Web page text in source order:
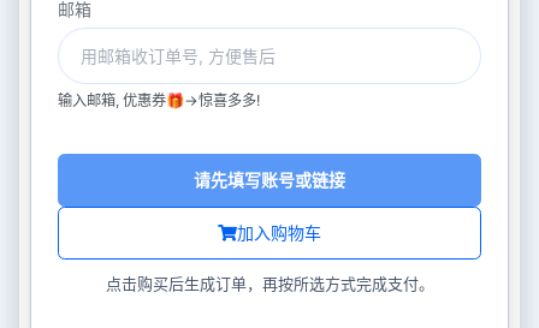
邮箱
输入邮箱, 优惠券🎁->惊喜多多!
加入购物车
请先填写账号或链接
点击购买后生成订单，再按所选方式完成支付。